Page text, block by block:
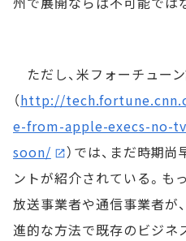
ただし、米フォーチュー
（http://
e-from-apple-execs-no-
soon/
）では、まだ時期
ントが紹介されている。も
放送事業者や通信事業者が
進的な方法で既存のビジネ